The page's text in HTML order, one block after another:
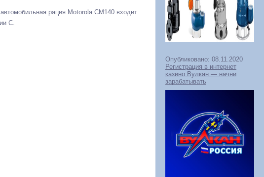
Опубликовано: 08.11.2020
Регистрация в интернет
казино Вулкан — начни
зарабатывать
рация Motorola СМ140 входит
C.